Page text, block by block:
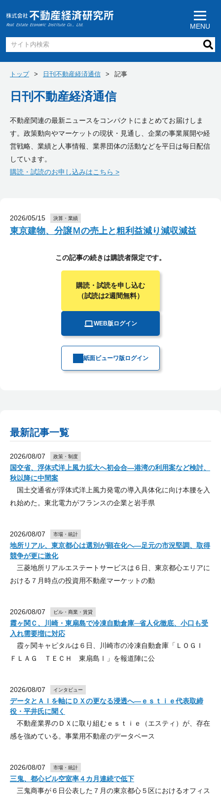
MENU
トップ 日刊不動産経済通信 記事
日刊不動産経済通信
不動産関連の最新ニュースをコンパクトにまとめてお届けしま
す。政策動向やマーケットの現状・見通し、企業の事業展開や経
営戦略、業績と人事情報、業界団体の活動などを平日は毎日配信
しています。
購読・試読のお申し込みはこちら >
2026/05/15 決算・業績
東京建物、分譲Ｍの売上と粗利益減り減収減益
この記事の続きは購読者限定です。
購読・試読を申し込む
（試読は2週間無料）
WEB版ログイン
紙面ビューワ版ログイン
最新記事一覧
2026/08/07 政策・制度
国交省、浮体式洋上風力拡大へ初会合―港湾の利用案など検討、
秋以降に中間案
国土交通省が浮体式洋上風力発電の導入具体化に向け本腰を入
れ始めた。東北電力がフランスの企業と岩手県
2026/08/07 市場・統計
地所リアル、東京都心は選別が顕在化へ―足元の市況堅調、取得
競争が更に激化
三菱地所リアルエステートサービスは６日、東京都心エリアに
おける７月時点の投資用不動産マーケットの動
2026/08/07 ビル・商業・賃貸
霞ヶ関Ｃ、川崎・東扇島で冷凍自動倉庫─省人化徹底、小口も受
入れ需要増に対応
霞ヶ関キャピタルは６日、川崎市の冷凍自動倉庫「ＬＯＧＩ
ＦＬＡＧ ＴＥＣＨ 東扇島Ⅰ」を報道陣に公
2026/08/07 インタビュー
データとＡＩを軸にＤＸの更なる浸透へ―ｅｓｔｉｅ代表取締
役・平井氏に聞く
不動産業界のＤＸに取り組むｅｓｔｉｅ（エスティ）が、存在
感を強めている。事業用不動産のデータベース
2026/08/07 市場・統計
三鬼、都心ビル空室率４カ月連続で低下
三鬼商事が６日公表した７月の東京都心５区におけるオフィス